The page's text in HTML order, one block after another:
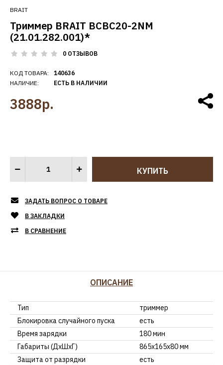
BRAIT
Триммер BRAIT BCBC20-2NM
(21.01.282.001)*
0 ОТЗЫВОВ
КОД ТОВАРА:
НАЛИЧИЕ:
140636
ЕСТЬ В НАЛИЧИИ
3888р.
ЗАДАТЬ ВОПРОС О ТОВАРЕ
В ЗАКЛАДКИ
В СРАВНЕНИЕ
ОПИСАНИЕ
Тип
триммер
Блокировка случайного пуска
есть
Время зарядки
180 мин
Габариты (ДхШхГ)
865х165х80 мм
Защита от разрядки
есть